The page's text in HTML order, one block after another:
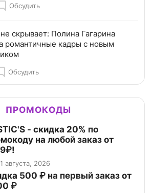
Обсудить
скрывает: Полина Гагарина
романтичные кадры с новым
Обсудить
ПРОМОКОДЫ
- скидка 20% по
на любой заказ от
августа, 2026
500 ₽ на первый заказ от
₽